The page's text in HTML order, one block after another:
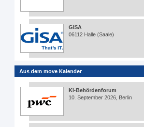
GISA
06112 Halle (Saale)
Aus dem move Kalender
KI-Behördenforum
10. September 2026, Berlin